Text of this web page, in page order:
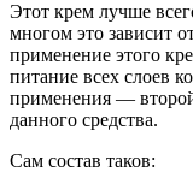
Этот крем лучше
многом это зависит
применение этого
питание всех слоев
применения —
данного средства.
Сам состав таков: